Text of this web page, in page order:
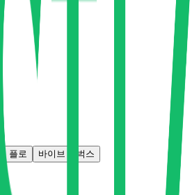
플로 바이브
벅스